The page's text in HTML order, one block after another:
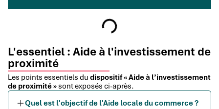
L'essentiel : Aide à l'investissement de
proximité
Les points essentiels du dispositif « Aide à l’investissement
de proximité » sont exposés ci-après.
Quel est l'objectif de l'Aide locale du commerce ?